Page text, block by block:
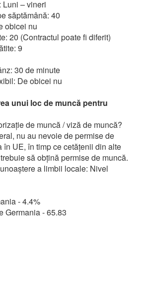
Luni – vineri
săptămână: 40
obicei nu
20 (Contractul poate fi diferit)
9
30 de minute
De obicei nu
unui loc de muncă pentru
de muncă / viză de muncă?
nu au nevoie de permise de
în UE, în timp ce cetățenii din alte
să obțină permise de muncă.
a limbii locale: Nivel
- 4.4%
Germania - 65.83